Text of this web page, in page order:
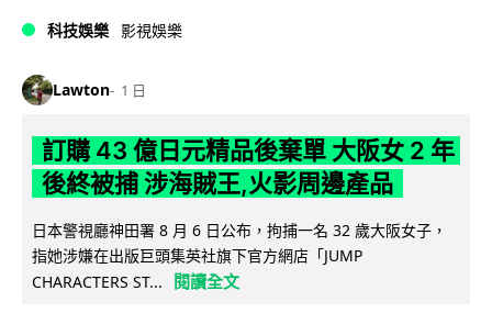
科技娛樂 影視娛樂
Lawton 1 日
訂購 43 億日元精品後棄單 大阪女 2 年
後終被捕 涉海賊王,火影周邊產品
日本警視廳神田署 8 月 6 日公布，拘捕一名 32 歲大阪女子，
指她涉嫌在出版巨頭集英社旗下官方網店「JUMP
CHARACTERS ST...
閱讀全文